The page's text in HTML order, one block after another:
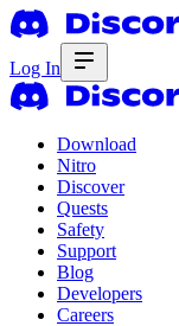
Log In
Download
Nitro
Discover
Quests
Safety
Support
Blog
Developers
Careers